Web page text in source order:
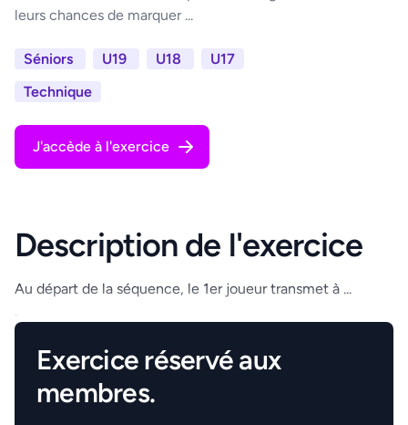
leurs chances de marquer ...
Séniors U19 U18
U17
Technique
J'accède à l'exercice
Description de l'exercice
Au départ de la séquence, le 1er joueur transmet à ...
.
Exercice réservé aux
membres.